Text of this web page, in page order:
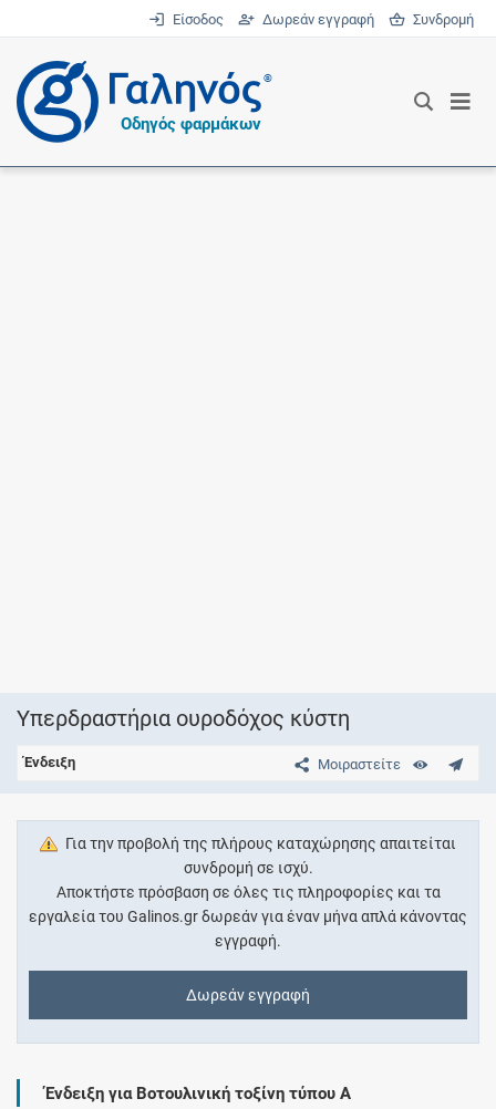
Είσοδος Δωρεάν εγγραφή Συνδρομή
®
Οδηγός φαρμάκων
Υπερδραστήρια ουροδόχος κύστη
Μοιραστείτε
Ένδειξη
Για την προβολή της πλήρους καταχώρησης απαιτείται
συνδρομή σε ισχύ.
Αποκτήστε πρόσβαση σε όλες τις πληροφορίες και τα
εργαλεία του Galinos.gr δωρεάν για έναν μήνα απλά κάνοντας
εγγραφή.
Δωρεάν εγγραφή
Ένδειξη για Βοτουλινική τοξίνη τύπου A